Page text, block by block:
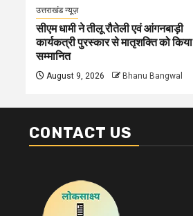
उत्तराखंड न्यूज़
सीएम धामी ने तीलू रौतेली एवं आंगनबाड़ी
कार्यकत्री पुरस्कार से मातृशक्ति को किया
सम्मानित
August 9, 2026 Bhanu Bangwal
CONTACT US